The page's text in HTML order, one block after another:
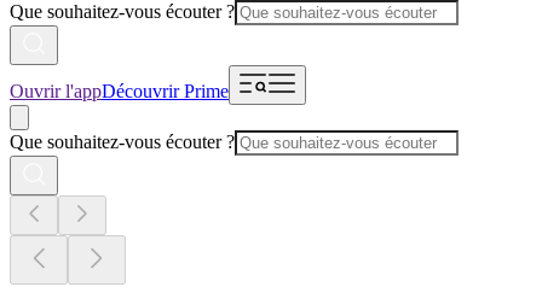
Que souhaitez-vous écouter ?
Ouvrir l'appDécouvrir Prime
Que souhaitez-vous écouter ?